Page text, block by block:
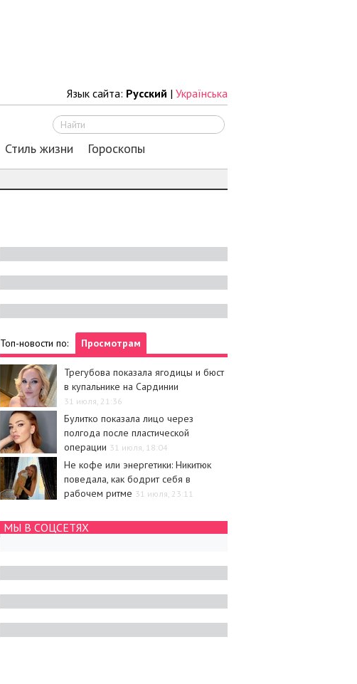
Язык сайта: Русский | Українська
Стиль жизни Гороскопы
Топ-новости по: Просмотрам
Трегубова показала ягодицы и бюст
в купальнике на Сардинии
31 июля, 21:36
Булитко показала лицо через
полгода после пластической
операции 31 июля, 18:04
Не кофе или энергетики: Никитюк
поведала, как бодрит себя в
рабочем ритме 31 июля, 23:11
МЫ В СОЦСЕТЯХ